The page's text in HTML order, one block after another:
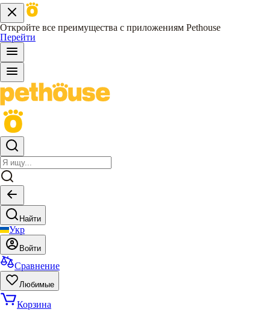
Откройте все преимущества с приложениям Pethouse
Перейти
Найти
Укр
Войти
Сравнение
Любимые
Корзина